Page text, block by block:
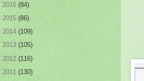
2016 (84)
2015 (86)
2014 (109)
2013 (105)
2012 (116)
2011 (130)